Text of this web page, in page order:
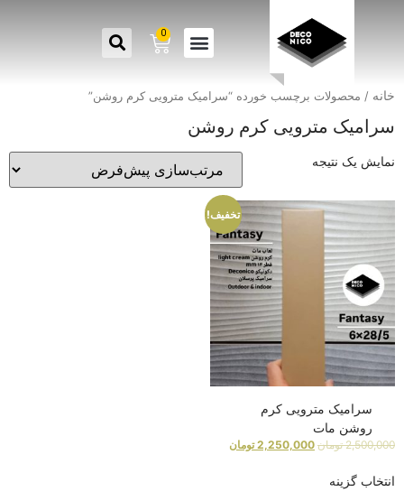
0
خانه / محصولات برچسب خورده “سرامیک مترویی کرم روشن”
سرامیک مترویی کرم روشن
نمایش یک نتیجه
تخفیف!
سرامیک مترویی کرم
روشن مات
2,500,000 تومان 2,250,000 تومان
انتخاب گزینه